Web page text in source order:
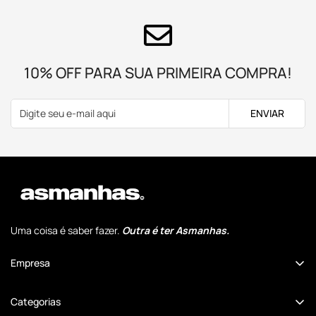
10% OFF PARA SUA PRIMEIRA COMPRA!
ENVIAR
Uma coisa é saber fazer. Outra é ter Asmanhas.
Empresa
Comunidade Cansados Anônimos
Categorias